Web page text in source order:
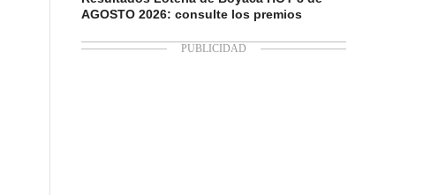
AGOSTO 2026: consulte los premios